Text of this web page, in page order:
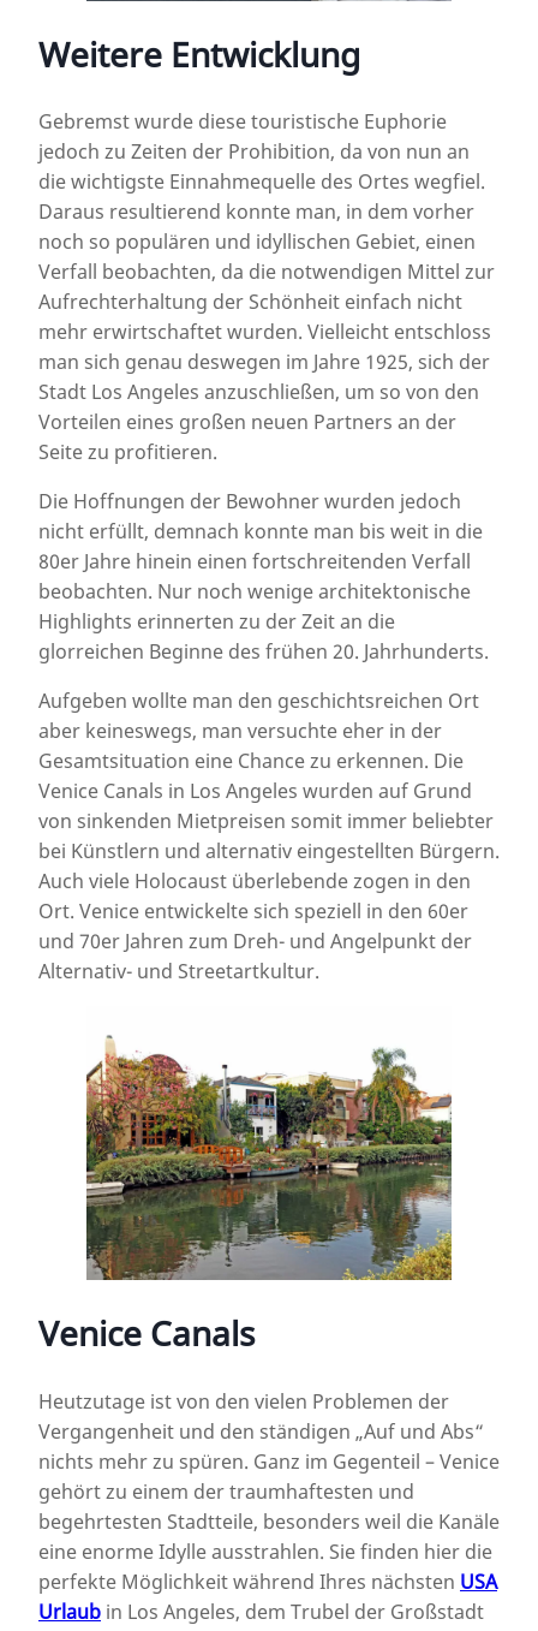
Weitere Entwicklung
Gebremst wurde diese touristische Euphorie
jedoch zu Zeiten der Prohibition, da von nun an
die wichtigste Einnahmequelle des Ortes wegfiel.
Daraus resultierend konnte man, in dem vorher
noch so populären und idyllischen Gebiet, einen
Verfall beobachten, da die notwendigen Mittel zur
Aufrechterhaltung der Schönheit einfach nicht
mehr erwirtschaftet wurden. Vielleicht entschloss
man sich genau deswegen im Jahre 1925, sich der
Stadt Los Angeles anzuschließen, um so von den
Vorteilen eines großen neuen Partners an der
Seite zu profitieren.
Die Hoffnungen der Bewohner wurden jedoch
nicht erfüllt, demnach konnte man bis weit in die
80er Jahre hinein einen fortschreitenden Verfall
beobachten. Nur noch wenige architektonische
Highlights erinnerten zu der Zeit an die
glorreichen Beginne des frühen 20. Jahrhunderts.
Aufgeben wollte man den geschichtsreichen Ort
aber keineswegs, man versuchte eher in der
Gesamtsituation eine Chance zu erkennen. Die
Venice Canals in Los Angeles wurden auf Grund
von sinkenden Mietpreisen somit immer beliebter
bei Künstlern und alternativ eingestellten Bürgern.
Auch viele Holocaust überlebende zogen in den
Ort. Venice entwickelte sich speziell in den 60er
und 70er Jahren zum Dreh- und Angelpunkt der
Alternativ- und Streetartkultur.
Venice Canals
Heutzutage ist von den vielen Problemen der
Vergangenheit und den ständigen „Auf und Abs“
nichts mehr zu spüren. Ganz im Gegenteil – Venice
gehört zu einem der traumhaftesten und
begehrtesten Stadtteile, besonders weil die Kanäle
eine enorme Idylle ausstrahlen. Sie finden hier die
perfekte Möglichkeit während Ihres nächsten USA
Urlaub in Los Angeles, dem Trubel der Großstadt